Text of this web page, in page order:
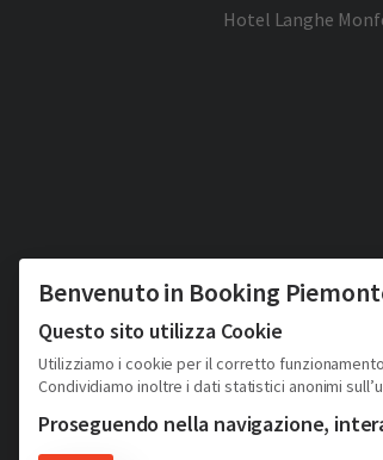
Hotel Langhe
Benvenuto in Booking
Questo sito utilizza Cookie
Utilizziamo i cookie per il corretto
Condividiamo inoltre i dati statistici anonimi
Proseguendo nella navigazione,